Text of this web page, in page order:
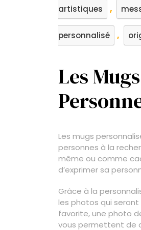
artistiques ,
personnalisé ,
Les
Les mugs
personnes à la
même ou comme
d’exprimer sa
Grâce à la
les photos qui
favorite, une photo
vous permettent de